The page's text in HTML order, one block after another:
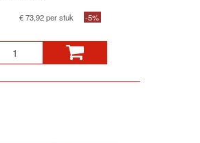
€ 73,92 per stuk -5%